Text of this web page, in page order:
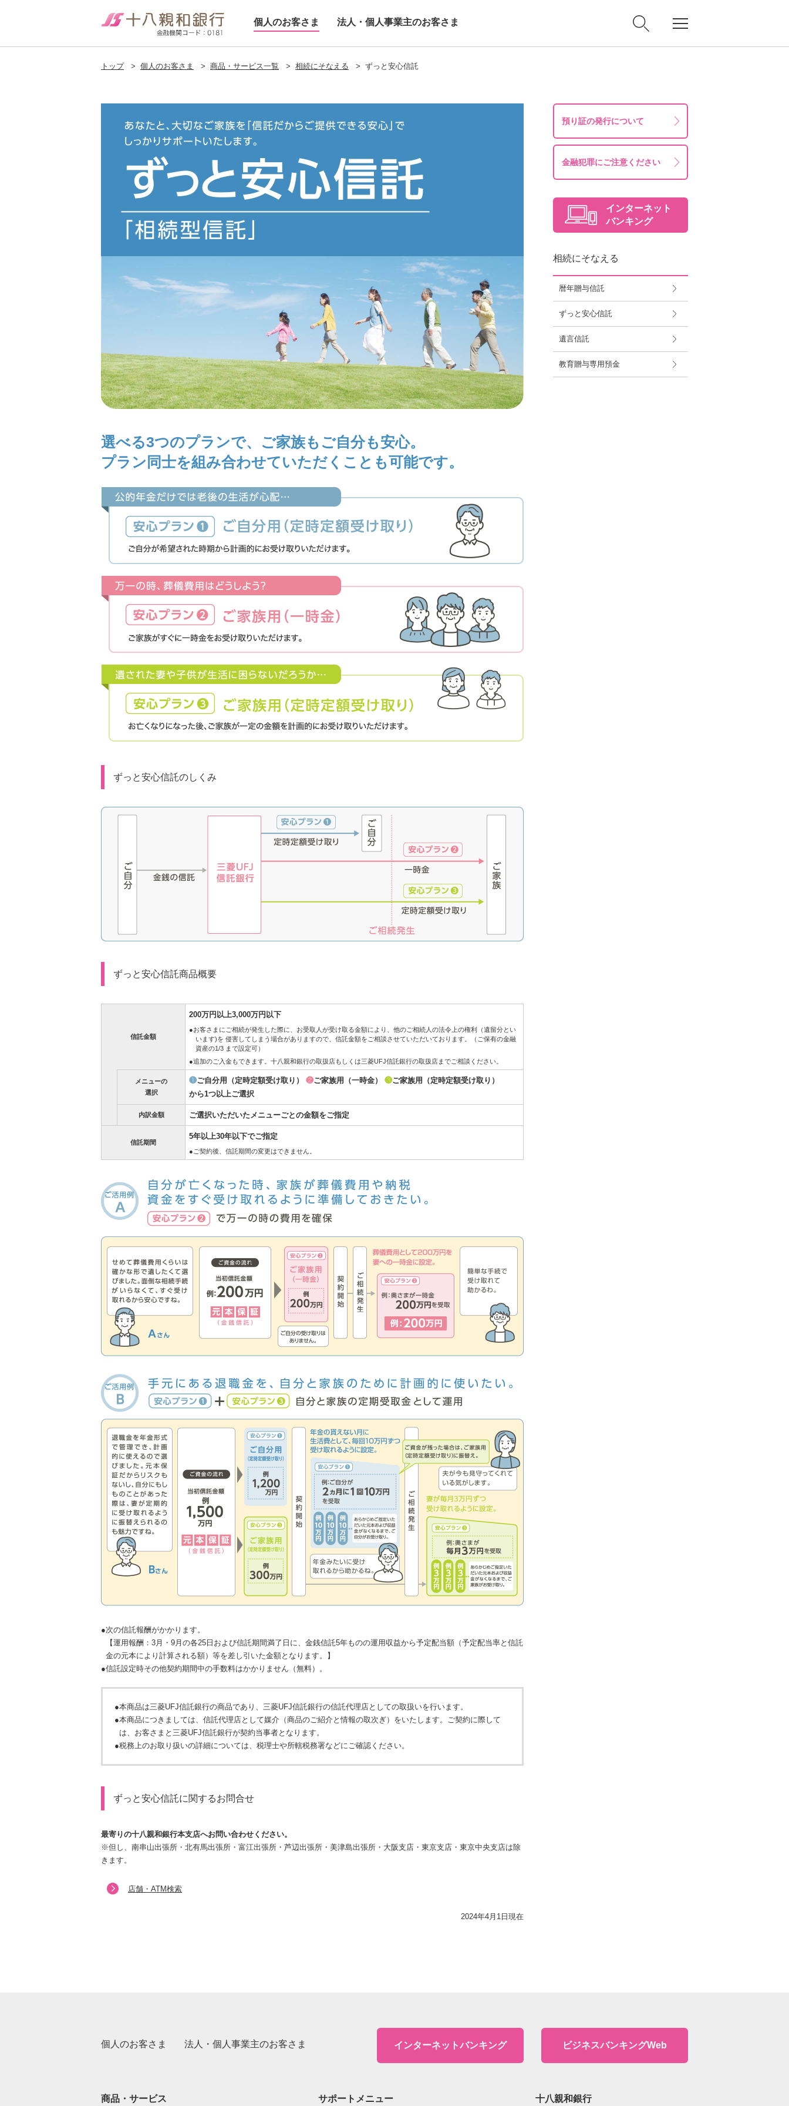
個人のお客さま 法人・個人事業主のお客さま
トップ > 個人のお客さま > 商品・サービス一覧 > 相続にそなえる > ずっと安心信託
選べる3つのプランで、ご家族もご自分も安心。
プラン同士を組み合わせていただくことも可能です。
ずっと安心信託のしくみ
ずっと安心信託商品概要
信託金額
200万円以上3,000万円以下
●お客さまにご相続が発生した際に、お受取人が受け取る金額により、他のご相続人の法令上の権利（遺留分とい
います)を 侵害してしまう場合がありますので、信託金額をご相談させていただいております。（ご保有の金融
資産の1/3 まで設定可）
●追加のご入金もできます。十八親和銀行の取扱店もしくは三菱UFJ信託銀行の取扱店までご相談ください。
メニューの
選択
❶ご自分用（定時定額受け取り） ❷ご家族用（一時金） ❸ご家族用（定時定額受け取り）
から1つ以上ご選択
内訳金額 ご選択いただいたメニューごとの金額をご指定
信託期間
5年以上30年以下でご指定
●ご契約後、信託期間の変更はできません。
●次の信託報酬がかかります。
【運用報酬：3月・9月の各25日および信託期間満了日に、金銭信託5年ものの運用収益から予定配当額（予定配当率と信託
金の元本により計算される額）等を差し引いた金額となります。】
●信託設定時その他契約期間中の手数料はかかりません（無料）。
●本商品は三菱UFJ信託銀行の商品であり、三菱UFJ信託銀行の信託代理店としての取扱いを行います。
●本商品につきましては、信託代理店として媒介（商品のご紹介と情報の取次ぎ）をいたします。ご契約に際して
は、お客さまと三菱UFJ信託銀行が契約当事者となります。
●税務上のお取り扱いの詳細については、税理士や所轄税務署などにご確認ください。
ずっと安心信託に関するお問合せ
最寄りの十八親和銀行本支店へお問い合わせください。
※但し、南串山出張所・北有馬出張所・富江出張所・芦辺出張所・美津島出張所・大阪支店・東京支店・東京中央支店は除
きます。
店舗・ATM検索
2024年4月1日現在
預り証の発行について
金融犯罪にご注意ください
インターネット
バンキング
相続にそなえる
暦年贈与信託
ずっと安心信託
遺言信託
教育贈与専用預金
個人のお客さま 法人・個人事業主のお客さま インターネットバンキング ビジネスバンキングWeb
商品・サービス サポートメニュー 十八親和銀行